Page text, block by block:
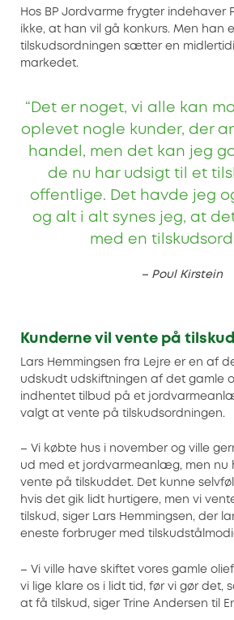
Hos BP Jordvarme frygter indehaver
ikke, at han vil gå konkurs. Men han
tilskudsordningen sætter en
markedet.
“Det er noget, vi alle kan
oplevet nogle kunder, der
handel, men det kan jeg
de nu har udsigt til et
offentlige. Det havde jeg
og alt i alt synes jeg, at
med en
– Poul Kirstein
Kunderne vil vente på tilskud
Lars Hemmingsen fra Lejre er en af
udskudt udskiftningen af det gamle
indhentet tilbud på et
valgt at vente på tilskudsordningen.
– Vi købte hus i november og ville
ud med et jordvarmeanlæg, men nu
vente på tilskuddet. Det kunne
hvis det gik lidt hurtigere, men vi
tilskud, siger Lars Hemmingsen, der
eneste forbruger med
– Vi ville have skiftet vores gamle
vi lige klare os i lidt tid, før vi gør det,
at få tilskud, siger Trine Andersen til